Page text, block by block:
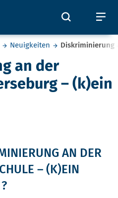
Öffnet
Neuigkeiten Diskriminierung
an der
– (k)ein
AN DER
– (K)EIN